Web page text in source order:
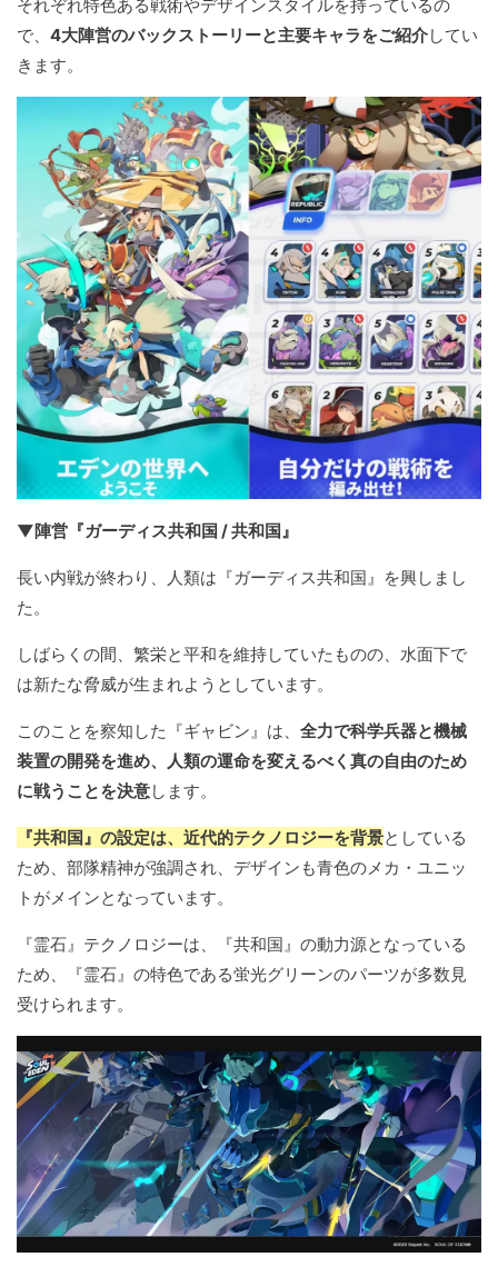
それぞれ特色ある戦術やデザインスタイルを持っているの
で、 4大陣営のバックストーリーと主要キャラをご紹介してい
きます。
▼陣営『ガーディス共和国 / 共和国』
長い内戦が終わり、人類は『ガーディス共和国』を興しまし
た。
しばらくの間、繁栄と平和を維持していたものの、水面下で
は新たな脅威が生まれようとしています。
このことを察知した『ギャビン』は、 全力で科学兵器と機械
装置の開発を進め、人類の運命を変えるべく真の自由のため
に戦うことを決意します。
『共和国』の設定は、近代的テクノロジーを背景としている
ため、部隊精神が強調され、デザインも青色のメカ・ユニッ
トがメインとなっています。
『霊石』テクノロジーは、『共和国』の動力源となっている
ため、『霊石』の特色である蛍光グリーンのパーツが多数見
受けられます。